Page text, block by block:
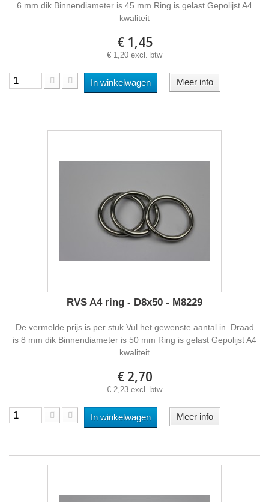
6 mm dik Binnendiameter is 45 mm Ring is gelast Gepolijst A4
kwaliteit
€ 1,45
€ 1,20 excl. btw
In winkelwagen Meer info
RVS A4 ring - D8x50 - M8229
De vermelde prijs is per stuk.Vul het gewenste aantal in. Draad
is 8 mm dik Binnendiameter is 50 mm Ring is gelast Gepolijst A4
kwaliteit
€ 2,70
€ 2,23 excl. btw
In winkelwagen Meer info